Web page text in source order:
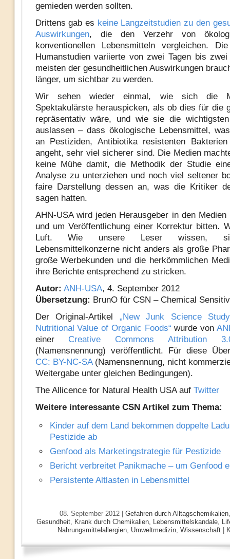
gemieden werden sollten.
Drittens gab es keine Langzeitstudien zu den
Auswirkungen, die den Verzehr von
konventionellen Lebensmitteln vergleichen.
Humanstudien variierte von zwei Tagen bis
meisten der gesundheitlichen Auswirkungen
länger, um sichtbar zu werden.
Wir sehen wieder einmal, wie sich die
Spektakulärste herauspicken, als ob dies für die
repräsentativ wäre, und wie sie die
auslassen – dass ökologische Lebensmittel,
an Pestiziden, Antibiotika resistenten
angeht, sehr viel sicherer sind. Die Medien
keine Mühe damit, die Methodik der Studie
Analyse zu unterziehen und noch viel seltener
faire Darstellung dessen an, was die Kritiker
sagen hatten.
AHN-USA wird jeden Herausgeber in den Medien
und um Veröffentlichung einer Korrektur bitten.
Luft. Wie unsere Leser wissen,
Lebensmittelkonzerne nicht anders als große
große Werbekunden und die herkömmlichen
ihre Berichte entsprechend zu stricken.
Autor: ANH-USA, 4. September 2012
Übersetzung: BrunO für CSN – Chemical
Der Original-Artikel „New Junk Science
Nutritional Value of Organic Foods“ wurde von
einer Creative Commons Attribution
(Namensnennung) veröffentlicht. Für diese
CC: BY-NC-SA(Namensnennung, nicht
Weitergabe unter gleichen Bedingungen).
The Allicence for Natural Health USA auf Twitter
Weitere interessante CSN Artikel zum Thema:
Kinder auf dem Land bekommen doppelte
Pestizide ab
Genfood als Marketingstrategie für Pestizide
Bericht verbreitet Panikmache – um Genfood
Persistente Altlasten in Lebensmittel
08. September 2012 | Gefahren durch Alltagschemikalien
Gesundheit, Krank durch Chemikalien, Lebensmittelskandale,
Nahrungsmittelallergien, Umweltmedizin, Wissenschaft